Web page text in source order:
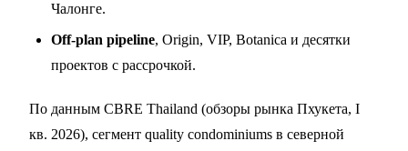
Чалонге.
Off-plan pipeline, Origin, VIP, Botanica и десятки
проектов с рассрочкой.
По данным CBRE Thailand (обзоры рынка Пхукета, I
кв. 2026), сегмент quality condominiums в северной